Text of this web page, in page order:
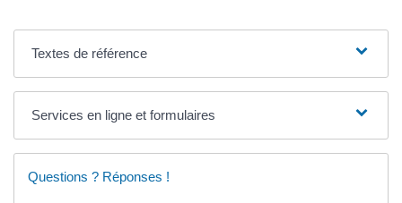
Textes de référence
Services en ligne et formulaires
Questions ? Réponses !